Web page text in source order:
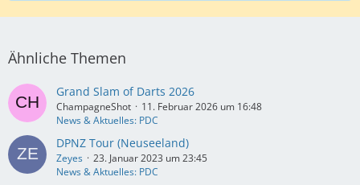
Ähnliche Themen
Grand Slam of Darts 2026
ChampagneShot
11. Februar 2026 um 16:48
News & Aktuelles: PDC
DPNZ Tour (Neuseeland)
Zeyes
23. Januar 2023 um 23:45
News & Aktuelles: PDC